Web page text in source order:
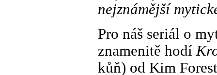
nejznámější
Pro náš seriál o
znamenitě hodí
kůň) od Kim